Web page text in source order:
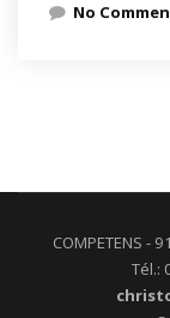
No
COMPETENS -
Tél.: